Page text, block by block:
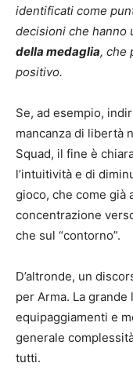
identificati come
decisioni che hanno
della medaglia, che
positivo.
Se, ad esempio,
mancanza di libertà
Squad, il fine è
l’intuitività e di
gioco, che come già
concentrazione
che sul “contorno”.
D’altronde, un
per Arma. La
equipaggiamenti e
generale
tutti.